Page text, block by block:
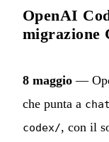
OpenAI
migrazione
8 maggio —
che punta a
codex/, con il